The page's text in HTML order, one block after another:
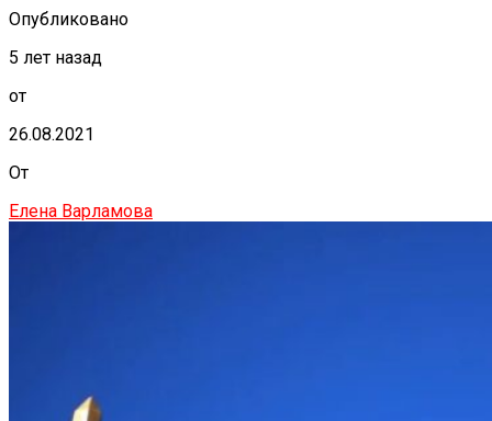
Опубликовано
5 лет назад
от
26.08.2021
От
Елена Варламова